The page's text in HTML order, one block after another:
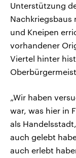
Unterstützung
Nachkriegsbaus
und Kneipen
vorhandener
Viertel hinter
„Wir haben
war, was hier in
als
auch gelebt
auch erlebt